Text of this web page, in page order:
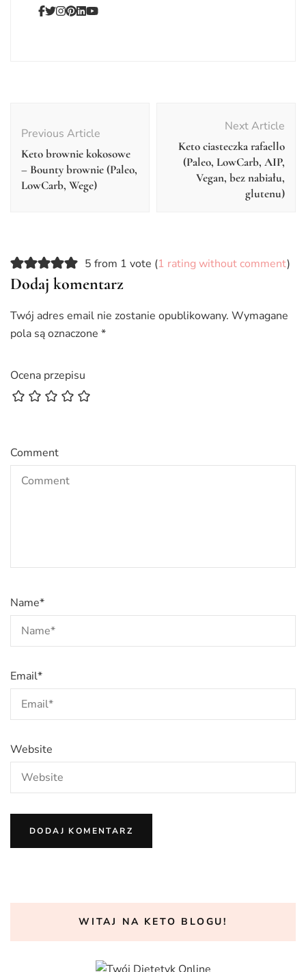
Navigation
Previous Article
Keto brownie kokosowe
– Bounty brownie (Paleo,
LowCarb, Wege)
Next Article
Keto ciasteczka rafaello
(Paleo, LowCarb, AIP,
Vegan, bez nabiału,
glutenu)
5 from 1 vote (1 rating without comment)
Dodaj komentarz
Twój adres email nie zostanie opublikowany. Wymagane
pola są oznaczone *
Ocena przepisu
Comment
Name*
Email*
Website
WITAJ NA KETO BLOGU!